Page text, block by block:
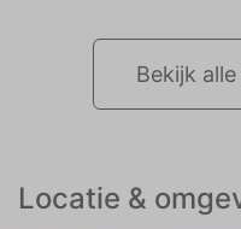
Bekijk
Locatie &